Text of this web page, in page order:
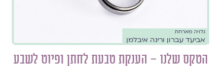
גלויה מארחת
אביעד עברון ורינה איבלמן
הטקס שלנו – הענקת טבעת לחתן ופיוט לשבע